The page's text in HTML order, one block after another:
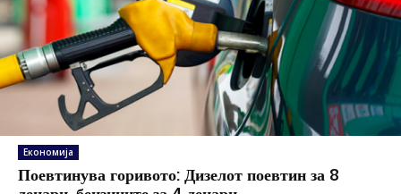
Економија
Поевтинува горивото: Дизелот поевтин за 8